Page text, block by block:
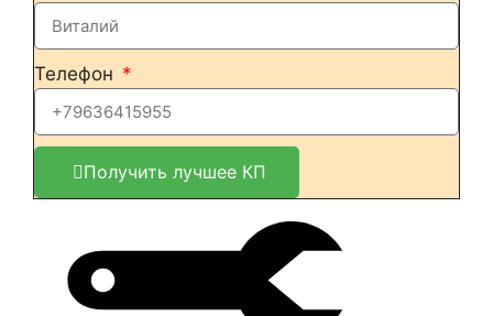
Телефон
Получить лучшее КП